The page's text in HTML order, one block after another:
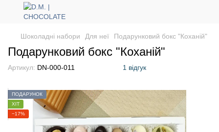
Шоколадні набори Для неї Подарунковий бокс "Коханій"
Подарунковий бокс "Коханій"
Артикул: DN-000-011 1 відгук
ПОДАРУНОК
ХІТ
−17%